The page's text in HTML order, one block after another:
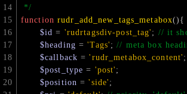
*/
function rudr_add_new_tags_metabox() {
$id = 'rudrtagsdiv-post_tag' ; // it
$heading = 'Tags' ; // meta box
$callback = 'rudr_metabox_content'
$post_type = 'post' ;
$position = 'side' ;